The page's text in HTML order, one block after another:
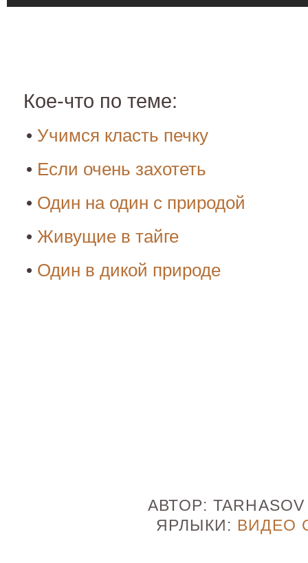
Кое-что по теме:
• Учимся класть печку
• Если очень захотеть
• Один на один с природой
• Живущие в тайге
• Один в дикой природе
АВТОР:
ЯРЛЫКИ: ВИДЕО